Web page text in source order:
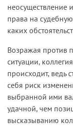
неосуществление
права на
каких
Возражая против
ситуации,
происходит, ведь
себя риск
выбранной ими
удачной, чем
высказыванию